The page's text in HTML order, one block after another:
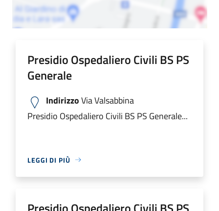
Presidio Ospedaliero Civili BS PS
Generale
IndirizzoVia Valsabbina
Presidio Ospedaliero Civili BS PS Generale...
LEGGI DI PIÙ